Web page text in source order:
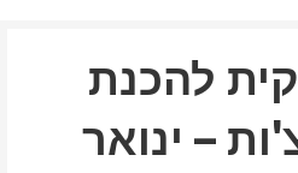
להכנת
– ינואר